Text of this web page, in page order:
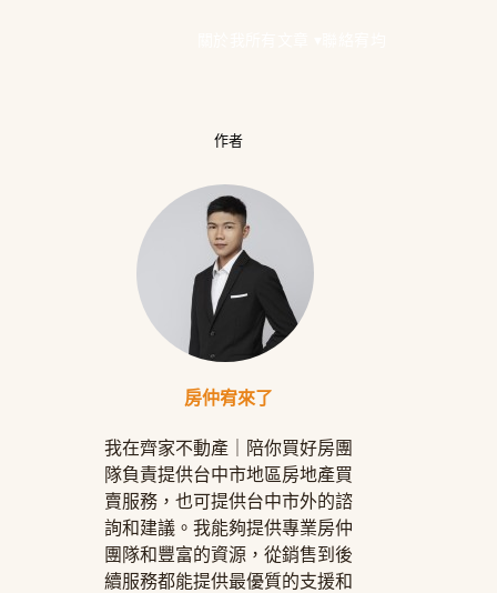
作者
房仲宥來了
我在齊家不動產｜陪你買好房團
隊負責提供台中市地區房地產買
賣服務，也可提供台中市外的諮
詢和建議。我能夠提供專業房仲
團隊和豐富的資源，從銷售到後
續服務都能提供最優質的支援和